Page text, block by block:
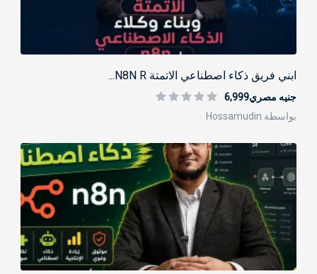
ابني فريق ذكاء اصطناعي الاتمتة N8N R...
جنيه مصري6,999
بواسطة Hossamudin